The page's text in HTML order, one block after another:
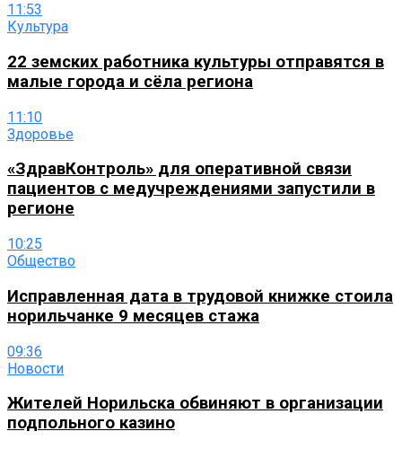
11:53
Культура
22 земских работника культуры отправятся в
малые города и сёла региона
11:10
Здоровье
«ЗдравКонтроль» для оперативной связи
пациентов с медучреждениями запустили в
регионе
10:25
Общество
Исправленная дата в трудовой книжке стоила
норильчанке 9 месяцев стажа
09:36
Новости
Жителей Норильска обвиняют в организации
подпольного казино